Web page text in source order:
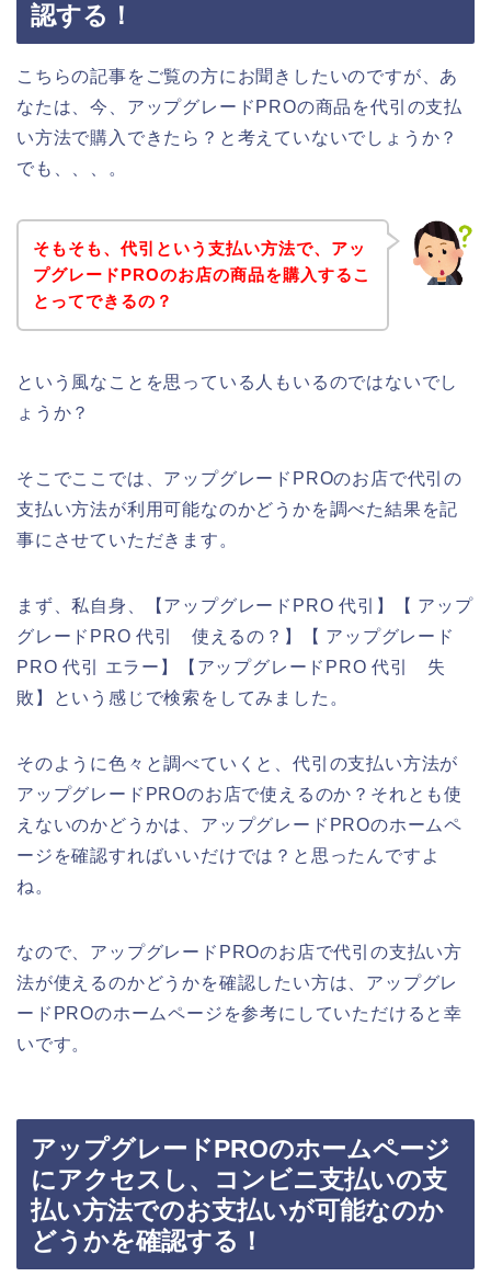
認する！
こちらの記事をご覧の方にお聞きしたいのですが、あ
なたは、今、アップグレードPROの商品を代引の支払
い方法で購入できたら？と考えていないでしょうか？
でも、、、。
そもそも、代引という支払い方法で、アッ
プグレードPROのお店の商品を購入するこ
とってできるの？
という風なことを思っている人もいるのではないでし
ょうか？
そこでここでは、アップグレードPROのお店で代引の
支払い方法が利用可能なのかどうかを調べた結果を記
事にさせていただきます。
まず、私自身、【アップグレードPRO 代引】【 アップ
グレードPRO 代引 使えるの？】【 アップグレード
PRO 代引 エラー】【アップグレードPRO 代引 失
敗】という感じで検索をしてみました。
そのように色々と調べていくと、代引の支払い方法が
アップグレードPROのお店で使えるのか？それとも使
えないのかどうかは、アップグレードPROのホームペ
ージを確認すればいいだけでは？と思ったんですよ
ね。
なので、アップグレードPROのお店で代引の支払い方
法が使えるのかどうかを確認したい方は、アップグレ
ードPROのホームページを参考にしていただけると幸
いです。
アップグレードPROのホームページ
にアクセスし、コンビニ支払いの支
払い方法でのお支払いが可能なのか
どうかを確認する！